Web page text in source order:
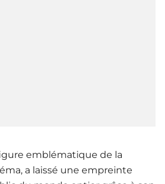
emblématique de la
a laissé une empreinte